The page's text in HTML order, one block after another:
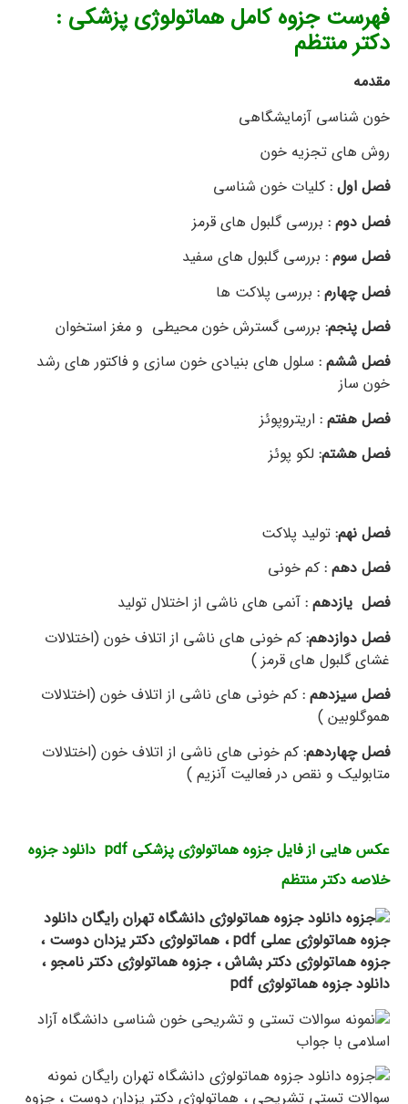
فهرستجزوه کامل هماتولوژی پزشکی :
دکتر منتظم
مقدمه
خون شناسی آزمایشگاهی
روش های تجزیه خون
فصل اول : کلیات خون شناسی
فصل دوم : بررسی گلبول های قرمز
فصل سوم : بررسی گلبول های سفید
فصل چهارم : بررسی پلاکت ها
فصل پنجم: بررسی گسترش خون محیطی و مغز استخوان
فصل ششم : سلول های بنیادی خون سازی و فاکتور های رشد
خون ساز
فصل هفتم : اریتروپوئز
فصل هشتم: لکو پوئز
فصل نهم: تولید پلاکت
فصل دهم : کم خونی
فصل یازدهم : آنمی های ناشی از اختلال تولید
فصل دوازدهم: کم خونی های ناشی از اتلاف خون (اختلالات
غشای گلبول های قرمز )
فصل سیزدهم : کم خونی های ناشی از اتلاف خون (اختلالات
هموگلوبین )
فصل چهاردهم: کم خونی های ناشی از اتلاف خون (اختلالات
متابولیک و نقص در فعالیت آنزیم )
عکس هایی از فایل جزوه هماتولوژی پزشکی pdf دانلود جزوه
خلاصه دکتر منتظم